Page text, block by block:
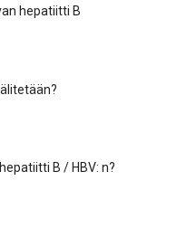
hepatiitti B
B / HBV: n?